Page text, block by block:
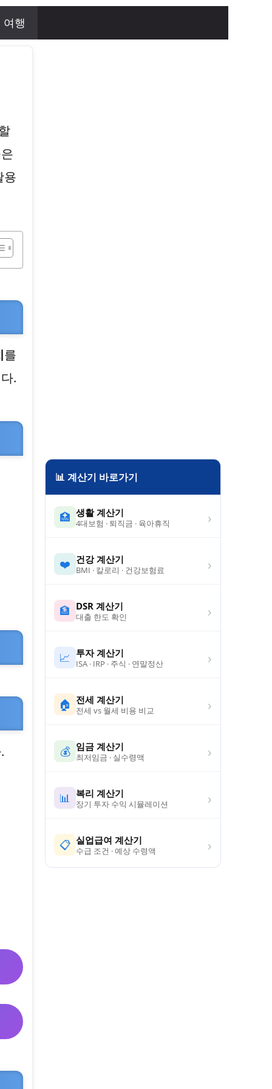
여행
용
를
.
📊 계산기 바로가기
🏥 생활 계산기
4대보험 · 퇴직금 · 육아휴직 ›
❤️ 건강 계산기
BMI · 칼로리 · 건강보험료 ›
🏦 DSR 계산기
대출 한도 확인 ›
📈 투자 계산기
ISA · IRP · 주식 · 연말정산 ›
🏠 전세 계산기
전세 vs 월세 비용 비교 ›
💰 임금 계산기
최저임금 · 실수령액 ›
📊 복리 계산기
장기 투자 수익 시뮬레이션 ›
📋 실업급여 계산기
수급 조건 · 예상 수령액 ›